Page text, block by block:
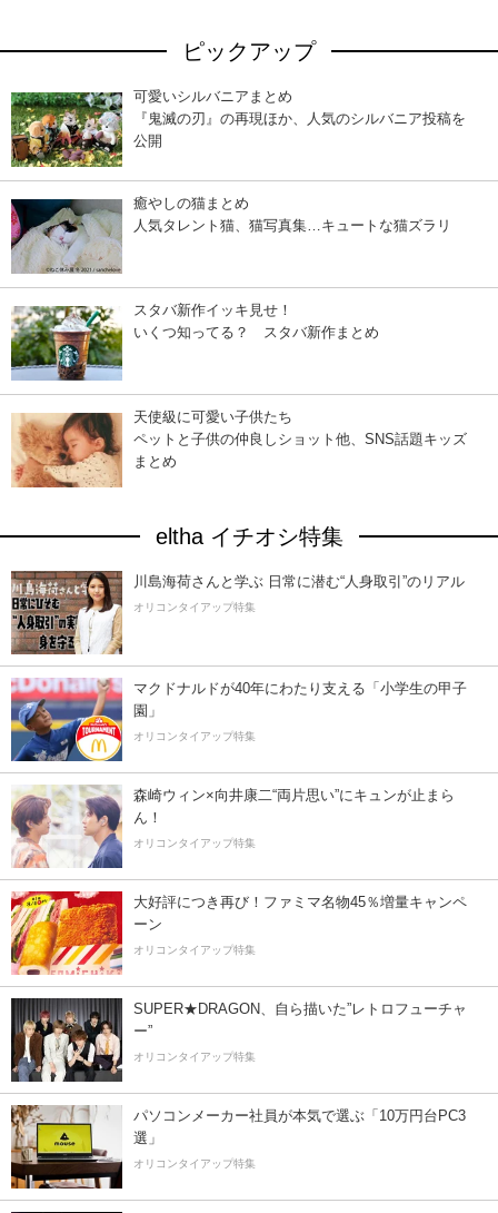
ピックアップ
可愛いシルバニアまとめ
『鬼滅の刃』の再現ほか、人気のシルバニア投稿を
公開
癒やしの猫まとめ
人気タレント猫、猫写真集…キュートな猫ズラリ
スタバ新作イッキ見せ！
いくつ知ってる？ スタバ新作まとめ
天使級に可愛い子供たち
ペットと子供の仲良しショット他、SNS話題キッズ
まとめ
eltha イチオシ特集
川島海荷さんと学ぶ 日常に潜む“人身取引”のリアル
オリコンタイアップ特集
マクドナルドが40年にわたり支える「小学生の甲子
園」
オリコンタイアップ特集
森崎ウィン×向井康二“両片思い”にキュンが止まら
ん！
オリコンタイアップ特集
大好評につき再び！ファミマ名物45％増量キャンペ
ーン
オリコンタイアップ特集
SUPER★DRAGON、自ら描いた”レトロフューチャ
ー”
オリコンタイアップ特集
パソコンメーカー社員が本気で選ぶ「10万円台PC3
選」
オリコンタイアップ特集